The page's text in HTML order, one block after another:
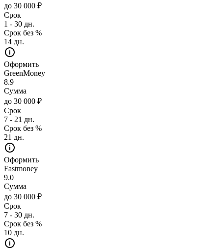
до 30 000 ₽
Срок
1 - 30 дн.
Срок без %
14 дн.
Оформить
GreenMoney
8.9
Сумма
до 30 000 ₽
Срок
7 - 21 дн.
Срок без %
21 дн.
Оформить
Fastmoney
9.0
Сумма
до 30 000 ₽
Срок
7 - 30 дн.
Срок без %
10 дн.